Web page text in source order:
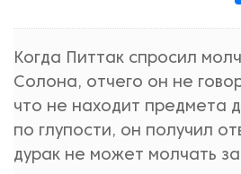
Когда Питтак спросил
Солона, отчего он не
что не находит предмета
по глупости, он получил
дурак не может молчать